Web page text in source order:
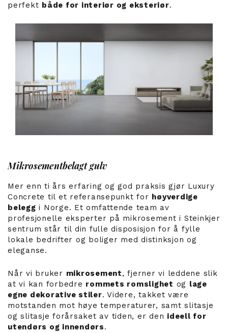
perfekt både for interiør og eksteriør.
Mikrosementbelagt gulv
Mer enn ti års erfaring og god praksis gjør Luxury
Concrete til et referansepunkt for høyverdige
belegg i Norge. Et omfattende team av
profesjonelle eksperter på mikrosement i Steinkjer
sentrum står til din fulle disposisjon for å fylle
lokale bedrifter og boliger med distinksjon og
eleganse.
Når vi bruker mikrosement, fjerner vi leddene slik
at vi kan forbedre rommets romslighet og lage
egne dekorative stiler. Videre, takket være
motstanden mot høye temperaturer, samt slitasje
og slitasje forårsaket av tiden, er den ideell for
utendørs og innendørs.